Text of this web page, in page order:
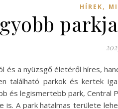
HÍREK,
és a nyüzsgő életéről híres,
található parkok és kertek
és legismertebb park,
A park hatalmas területe